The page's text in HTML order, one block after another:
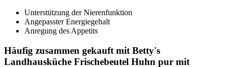
Unterstützung der Nierenfunktion
Angepasster Energiegehalt
Anregung des Appetits
Häufig zusammen gekauft mit Betty's
Landhausküche Frischebeutel Huhn pur mit